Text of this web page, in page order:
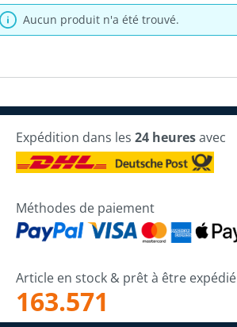
Aucun produit n'a été trouvé.
Expédition dans les 24 heuresavec
Méthodes de paiement
Article en stock & prêt à être expédié
163.571